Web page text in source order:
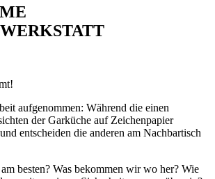
aufgenommen: Während die einen
der Garküche auf Zeichenpapier
entscheiden die anderen am Nachbartisch
besten? Was bekommen wir wo her? Wie